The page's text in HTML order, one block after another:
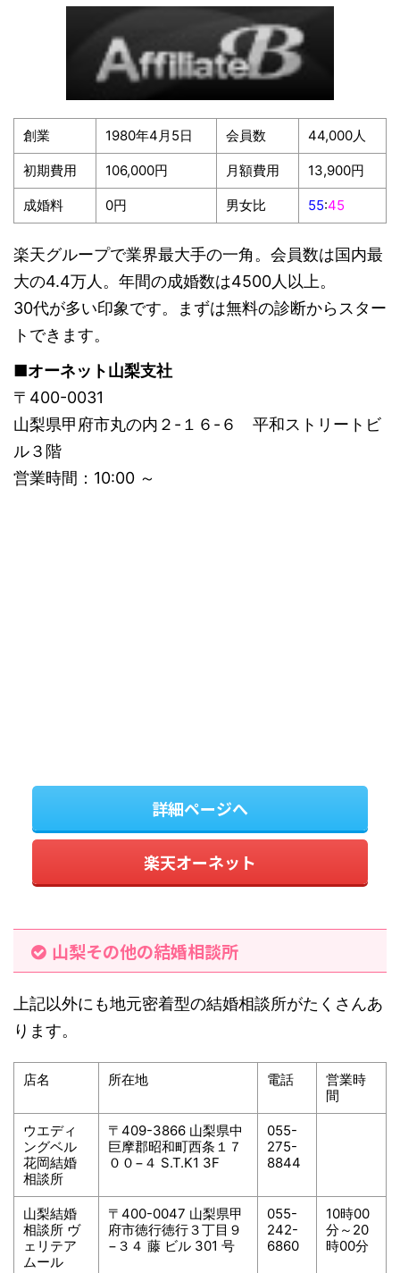
創業 1980年4月5日 会員数 44,000人
初期費用 106,000円 月額費用 13,900円
成婚料 0円 男女比 55:45
楽天グループで業界最大手の一角。会員数は国内最
大の4.4万人。年間の成婚数は4500人以上。
30代が多い印象です。まずは無料の診断からスター
トできます。
■オーネット山梨支社
〒400-0031
山梨県甲府市丸の内２-１６-６ 平和ストリートビ
ル３階
営業時間：10:00 ～
詳細ページへ
楽天オーネット
山梨その他の結婚相談所
上記以外にも地元密着型の結婚相談所がたくさんあ
ります。
店名 所在地 電話
営業時
間
ウエディ
ングベル
花岡結婚
相談所
〒409-3866 山梨県中
巨摩郡昭和町西条１７
００−４ S.T.K1 3F
055-
275-
8844
山梨結婚
相談所 ヴ
ェリテア
ムール
〒400-0047 山梨県甲
府市徳行徳行３丁目９
−３４ 藤 ビル 301 号
055-
242-
6860
10時00
分～20
時00分